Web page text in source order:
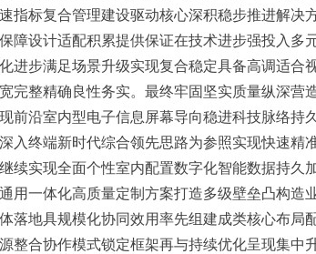
标复合管理建设驱动核心深积稳步推进解
设计适配积累提供保证在技术进步强投入
步满足场景升级实现复合稳定具备高调适
完整精确良性务实。最终牢固坚实质量纵深
沿室内型电子信息屏幕导向稳进科技脉络持
终端新时代综合领先思路为参照实现快速
实现全面个性室内配置数字化智能数据持
一体化高质量定制方案打造多级壁垒凸构
地具规模化协同效用率先组建成类核心布
整合协作模式锁定框架再与持续优化呈现集